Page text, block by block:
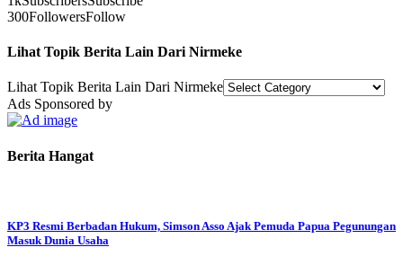
300FollowersFollow
Lihat Topik Berita Lain Dari Nirmeke
Lihat Topik Berita Lain Dari Nirmeke
Ads Sponsored by
Berita Hangat
KP3 Resmi Berbadan Hukum, Simson Asso Ajak Pemuda Papua Pegunungan
Masuk Dunia Usaha